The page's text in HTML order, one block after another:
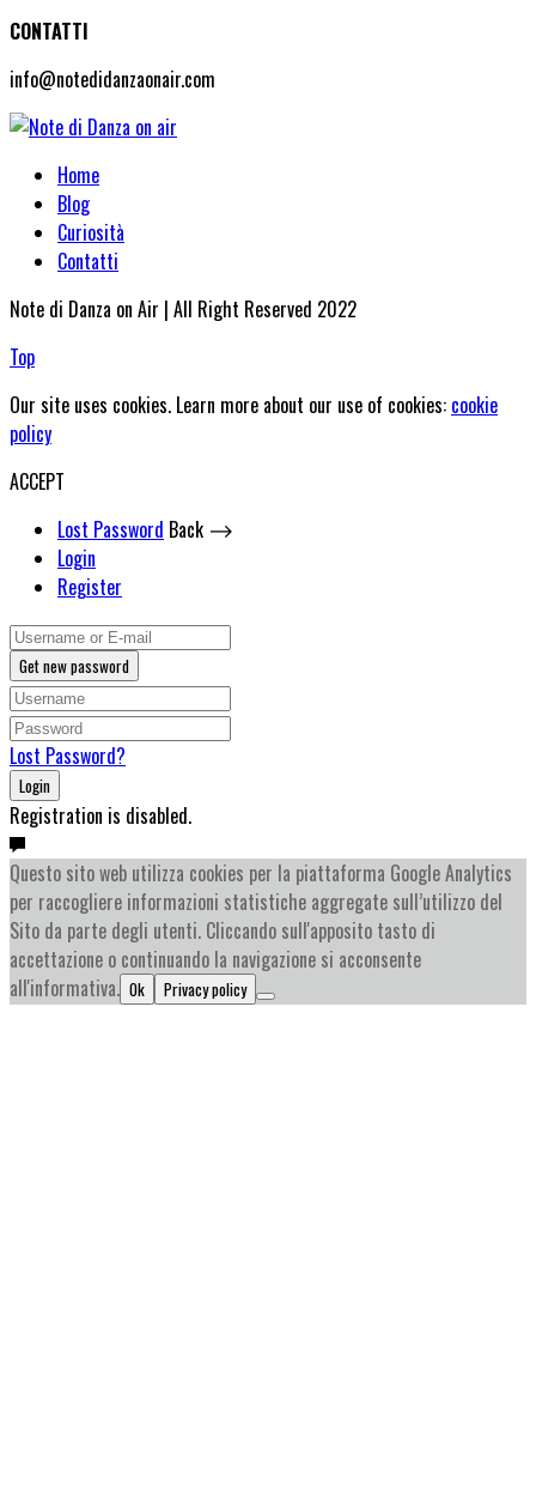
CONTATTI
info@notedidanzaonair.com
Home
Blog
Curiosità
Contatti
Note di Danza on Air | All Right Reserved 2022
Top
Our site uses cookies. Learn more about our use of cookies: cookie
policy
ACCEPT
Lost Password Back ⟶
Login
Register
Get new password
Lost Password?
Login
Registration is disabled.
Questo sito web utilizza cookies per la piattaforma Google Analytics
per raccogliere informazioni statistiche aggregate sull’utilizzo del
Sito da parte degli utenti. Cliccando sull'apposito tasto di
accettazione o continuando la navigazione si acconsente
all'informativa. Ok Privacy policy